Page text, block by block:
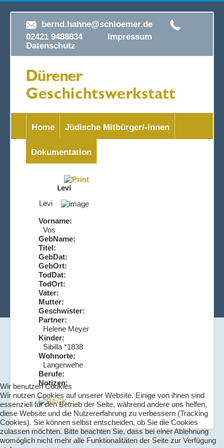
bernd.hahne@schloemer.de
02421 9488834 Impressum
Datenschutz
Home Jüdische Mitbürger/-innen
Dokumentation
Levi
Levi
Vorname:
Vos
GebName:
Titel:
GebDat:
GebOrt:
TodDat:
TodOrt:
Vater:
Mutter:
Geschwister:
Partner:
Helene Meyer
Kinder:
Sibilla *1838
Wohnorte:
Langerwehe
Berufe:
Notizen:
Wir benutzen Cookies
Wir nutzen Cookies auf unserer Website. Einige von ihnen sind
essenziell für den Betrieb der Seite, während andere uns helfen,
diese Website und die Nutzererfahrung zu verbessern (Tracking
Cookies). Sie können selbst entscheiden, ob Sie die Cookies
zulassen möchten. Bitte beachten Sie, dass bei einer Ablehnung
womöglich nicht mehr alle Funktionalitäten der Seite zur Verfügung